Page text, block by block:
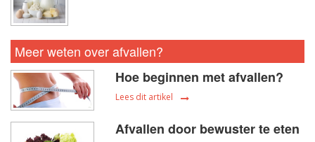
Meer weten over afvallen?
Hoe beginnen met afvallen?
Lees dit artikel
Afvallen door bewuster te eten